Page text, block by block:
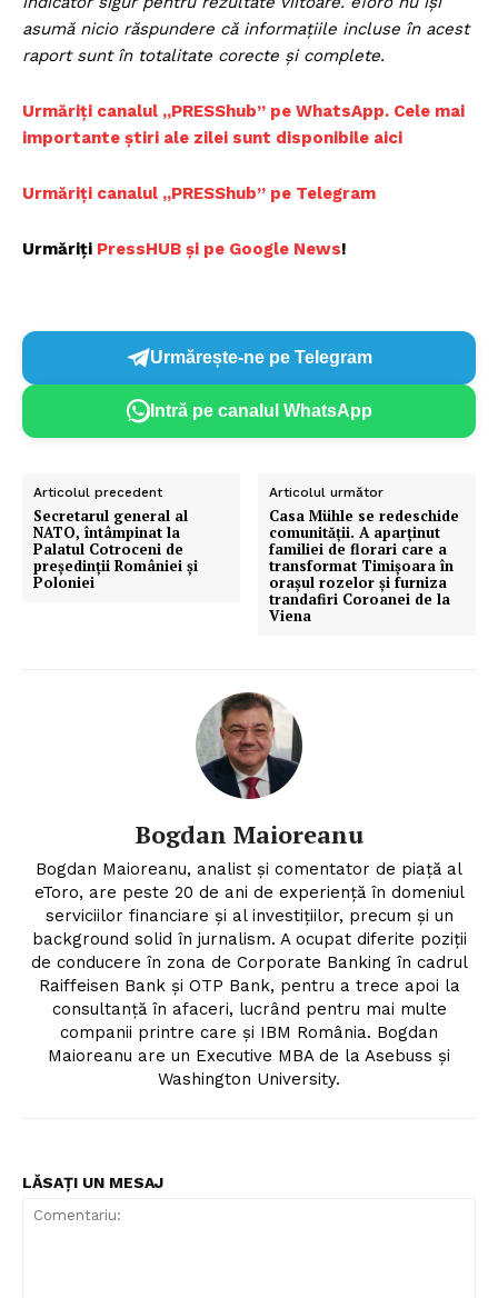
FREEDOM HOUSE ROMÂNIA
asumă nicio răspundere că informațiile incluse în acest
raport sunt în totalitate corecte și complete.
Urmăriți canalul „PRESShub” pe WhatsApp. Cele mai
importante știri ale zilei sunt disponibile aici
Urmăriți canalul „PRESShub” pe Telegram
Urmăriți PressHUB și pe Google News!
Urmărește-ne pe Telegram
Intră pe canalul WhatsApp
Articolul precedent
Secretarul general al
NATO, întâmpinat la
Palatul Cotroceni de
președinții României și
Poloniei
Articolul următor
Casa Mühle se redeschide
comunităţii. A aparținut
familiei de florari care a
transformat Timișoara în
orașul rozelor și furniza
trandafiri Coroanei de la
Viena
Bogdan Maioreanu
Bogdan Maioreanu, analist și comentator de piață al
eToro, are peste 20 de ani de experiență în domeniul
serviciilor financiare și al investițiilor, precum și un
background solid în jurnalism. A ocupat diferite poziții
de conducere în zona de Corporate Banking în cadrul
Raiffeisen Bank și OTP Bank, pentru a trece apoi la
consultanță în afaceri, lucrând pentru mai multe
companii printre care și IBM România. Bogdan
Maioreanu are un Executive MBA de la Asebuss și
Washington University.
LĂSAȚI UN MESAJ